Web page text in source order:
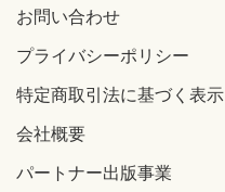
お問い合わせ
プライバシーポリシー
特定商取引法に基づく表示
会社概要
パートナー出版事業